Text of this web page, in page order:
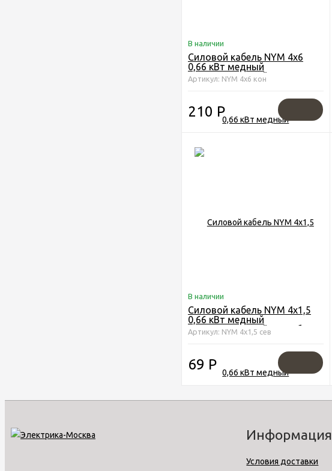
В наличии
Силовой кабель NYM 4х6
0,66 кВт медный
четырёхжильный Конкорд
Артикул: NYM 4х6 кон
210 Р
В наличии
Силовой кабель NYM 4х1,5
0,66 кВт медный
четырёхжильный Севкабель
Артикул: NYM 4х1,5 сев
69 Р
Информация
Условия доставки